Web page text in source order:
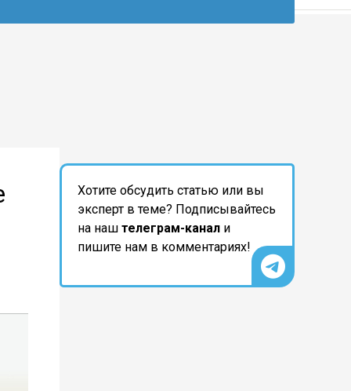
Хотите обсудить статью или вы
эксперт в теме? Подписывайтесь
на наш телеграм-канал и
пишите нам в комментариях!